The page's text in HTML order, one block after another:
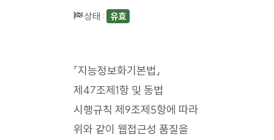
상태 : 유효
「지능정보화기본법」
제47조제1항 및 동법
시행규칙 제9조제5항에 따라
위와 같이 웹접근성 품질을